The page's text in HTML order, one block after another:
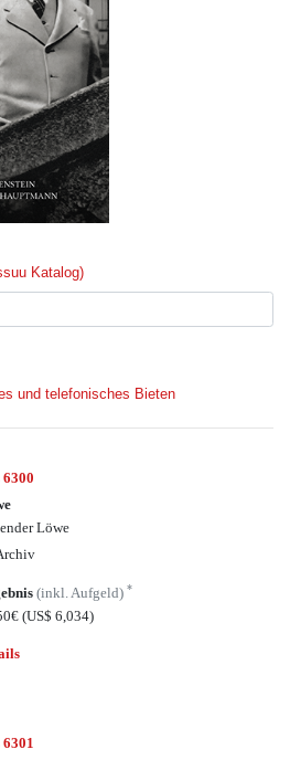
Katalog)
und telefonisches Bieten
6300
Löwe
(inkl. Aufgeld)*
(US$ 6,034)
6301